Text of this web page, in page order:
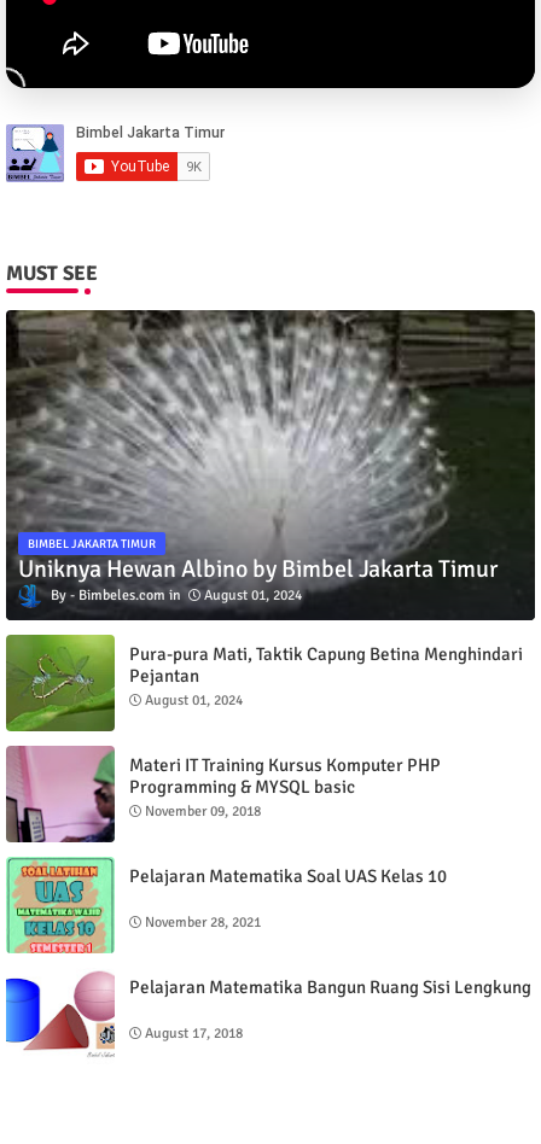
MUST SEE
BIMBEL JAKARTA TIMUR
Uniknya Hewan Albino by Bimbel Jakarta Timur
Bimbeles.com August 01, 2024
Pura-pura Mati, Taktik Capung Betina Menghindari
Pejantan
August 01, 2024
Materi IT Training Kursus Komputer PHP
Programming & MYSQL basic
November 09, 2018
Pelajaran Matematika Soal UAS Kelas 10
November 28, 2021
Pelajaran Matematika Bangun Ruang Sisi Lengkung
August 17, 2018